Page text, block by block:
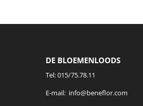
DE BLOEMENLOODS
Tel:015/75.78.11
E-mail: info@beneflor.com